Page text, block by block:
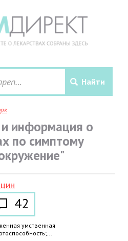
информация о
по симптому
42
умственная